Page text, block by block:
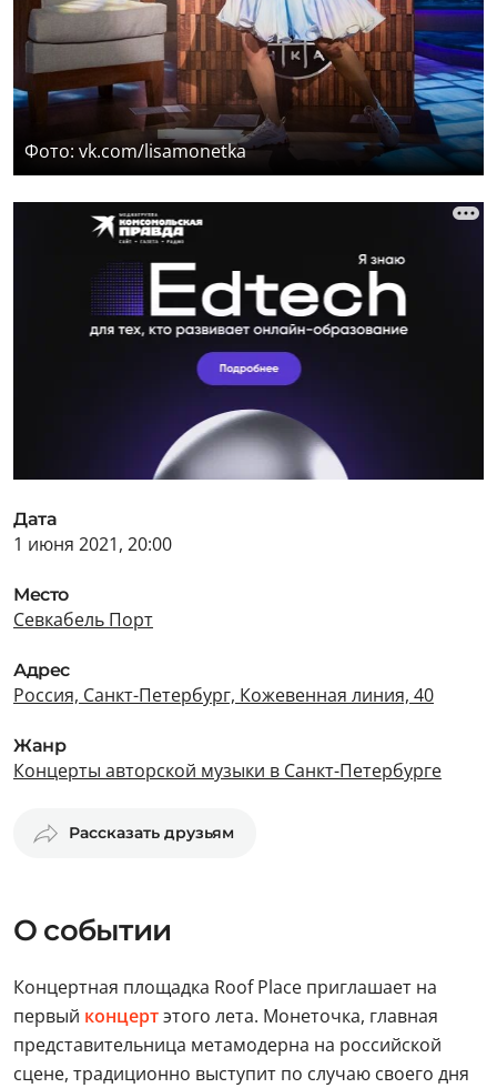
Фото: vk.com/lisamonetka
Дата
1 июня 2021, 20:00
Место
Севкабель Порт
Адрес
Россия, Санкт-Петербург, Кожевенная линия, 40
Жанр
Концерты авторской музыки в Санкт-Петербурге
Рассказать друзьям
О событии
Концертная площадка Roof Place приглашает на
первый концертэтого лета. Монеточка, главная
представительница метамодерна на российской
сцене, традиционно выступит по случаю своего дня